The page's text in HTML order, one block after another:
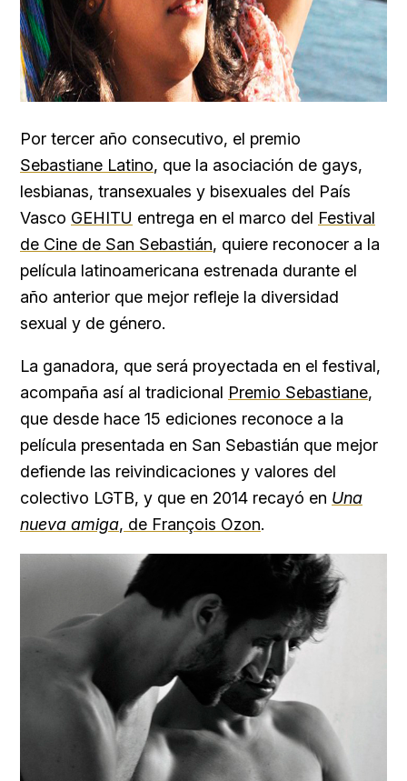
Por tercer año consecutivo, el premio
Sebastiane Latino, que la asociación de gays,
lesbianas, transexuales y bisexuales del País
Vasco GEHITU entrega en el marco del Festival
de Cine de San Sebastián, quiere reconocer a la
película latinoamericana estrenada durante el
año anterior que mejor refleje la diversidad
sexual y de género.
La ganadora, que será proyectada en el festival,
acompaña así al tradicional Premio Sebastiane,
que desde hace 15 ediciones reconoce a la
película presentada en San Sebastián que mejor
defiende las reivindicaciones y valores del
colectivo LGTB, y que en 2014 recayó en Una
nueva amiga, de François Ozon.